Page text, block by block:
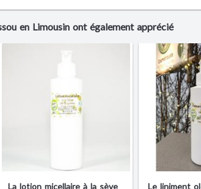
en Limousin ont également apprécié
La lotion micellaire à la sève Le liniment